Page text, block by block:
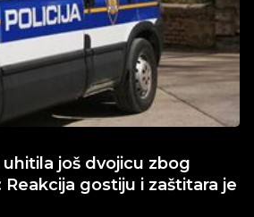
još dvojicu zbog
gostiju i zaštitara je